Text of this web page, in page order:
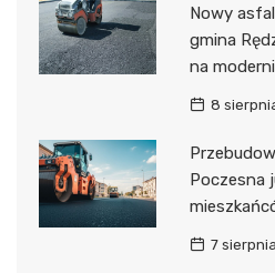
Nowy
gmina
na
8
Poczesna
7